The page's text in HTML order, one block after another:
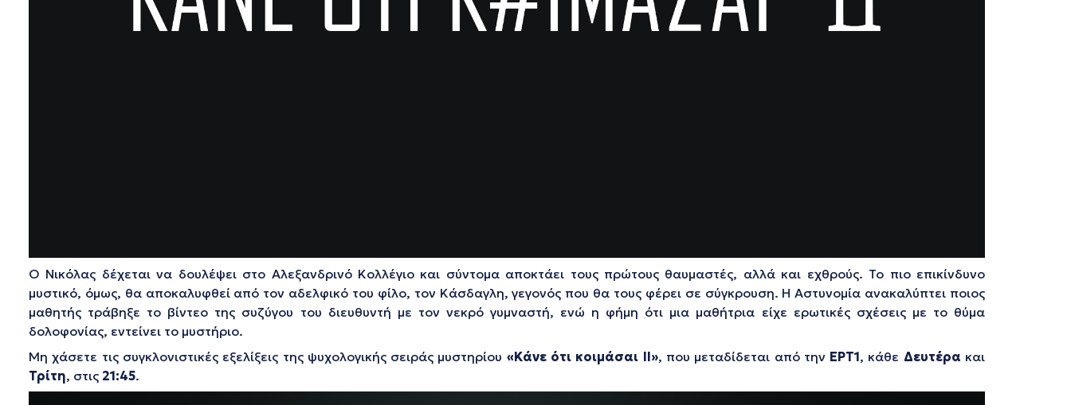
Ο Νικόλας δέχεται να δουλέψει στο Αλεξανδρινό Κολλέγιο και σύντομα αποκτάει τους πρώτους θαυμαστές, αλλά και εχθρούς. Το πιο επικίνδυνο
μυστικό, όμως, θα αποκαλυφθεί από τον αδελφικό του φίλο, τον Κάσδαγλη, γεγονός που θα τους φέρει σε σύγκρουση. Η Αστυνομία ανακαλύπτει ποιος
μαθητής τράβηξε το βίντεο της συζύγου του διευθυντή με τον νεκρό γυμναστή, ενώ η φήμη ότι μια μαθήτρια είχε ερωτικές σχέσεις με το θύμα
δολοφονίας, εντείνει το μυστήριο.
Μη χάσετε τις συγκλονιστικές εξελίξεις της ψυχολογικής σειράς μυστηρίου «Κάνε ότι κοιμάσαι ΙΙ», που μεταδίδεται από την ΕΡΤ1, κάθε Δευτέρα και
Τρίτη, στις 21:45.